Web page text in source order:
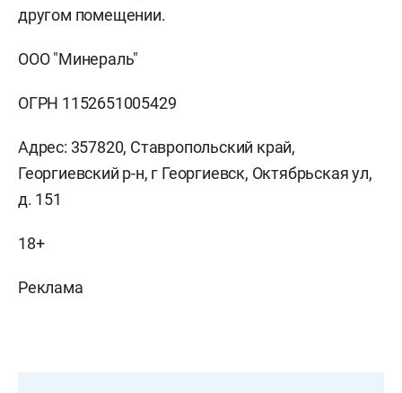
другом помещении.
ООО "Минераль"
ОГРН 1152651005429
Адрес: 357820, Ставропольский край,
Георгиевский р-н, г Георгиевск, Октябрьская ул,
д. 151
18+
Реклама